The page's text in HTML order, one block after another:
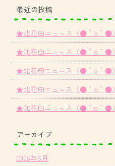
最近の投稿
★北花田ニュ～ス（●＾o＾●）
★北花田ニュ～ス（●＾o＾●）
★北花田ニュ～ス（●＾o＾●）
★北花田ニュ～ス（●＾o＾●）
★北花田ニュ～ス（●＾o＾●）
アーカイブ
2026年8月